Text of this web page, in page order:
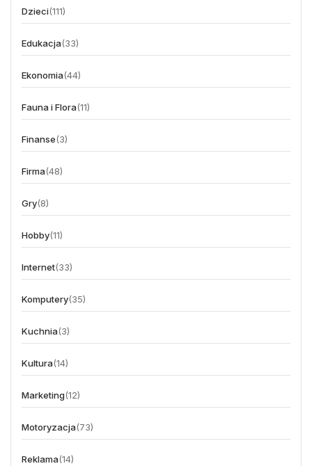
Dzieci(111)
Edukacja(33)
Ekonomia(44)
Fauna i Flora(11)
Finanse(3)
Firma(48)
Gry(8)
Hobby(11)
Internet(33)
Komputery(35)
Kuchnia(3)
Kultura(14)
Marketing(12)
Motoryzacja(73)
Reklama(14)